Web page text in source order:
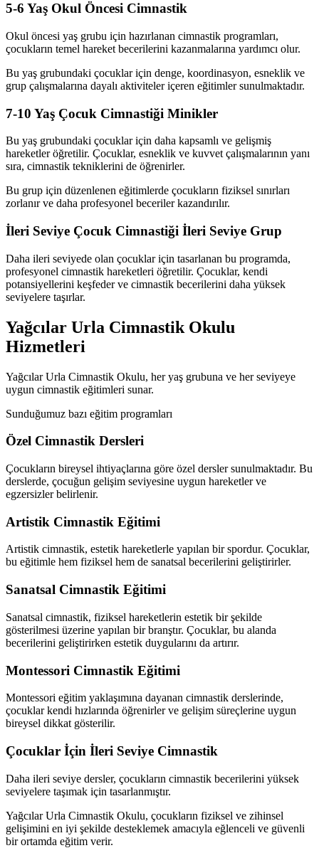
5-6 Yaş Okul Öncesi Cimnastik
Okul öncesi yaş grubu için hazırlanan cimnastik programları,
çocukların temel hareket becerilerini kazanmalarına yardımcı olur.
Bu yaş grubundaki çocuklar için denge, koordinasyon, esneklik ve
grup çalışmalarına dayalı aktiviteler içeren eğitimler sunulmaktadır.
7-10 Yaş Çocuk Cimnastiği Minikler
Bu yaş grubundaki çocuklar için daha kapsamlı ve gelişmiş
hareketler öğretilir. Çocuklar, esneklik ve kuvvet çalışmalarının yanı
sıra, cimnastik tekniklerini de öğrenirler.
Bu grup için düzenlenen eğitimlerde çocukların fiziksel sınırları
zorlanır ve daha profesyonel beceriler kazandırılır.
İleri Seviye Çocuk Cimnastiği İleri Seviye Grup
Daha ileri seviyede olan çocuklar için tasarlanan bu programda,
profesyonel cimnastik hareketleri öğretilir. Çocuklar, kendi
potansiyellerini keşfeder ve cimnastik becerilerini daha yüksek
seviyelere taşırlar.
Yağcılar Urla Cimnastik Okulu
Hizmetleri
Yağcılar Urla Cimnastik Okulu, her yaş grubuna ve her seviyeye
uygun cimnastik eğitimleri sunar.
Sunduğumuz bazı eğitim programları
Özel Cimnastik Dersleri
Çocukların bireysel ihtiyaçlarına göre özel dersler sunulmaktadır. Bu
derslerde, çocuğun gelişim seviyesine uygun hareketler ve
egzersizler belirlenir.
Artistik Cimnastik Eğitimi
Artistik cimnastik, estetik hareketlerle yapılan bir spordur. Çocuklar,
bu eğitimle hem fiziksel hem de sanatsal becerilerini geliştirirler.
Sanatsal Cimnastik Eğitimi
Sanatsal cimnastik, fiziksel hareketlerin estetik bir şekilde
gösterilmesi üzerine yapılan bir branştır. Çocuklar, bu alanda
becerilerini geliştirirken estetik duygularını da artırır.
Montessori Cimnastik Eğitimi
Montessori eğitim yaklaşımına dayanan cimnastik derslerinde,
çocuklar kendi hızlarında öğrenirler ve gelişim süreçlerine uygun
bireysel dikkat gösterilir.
Çocuklar İçin İleri Seviye Cimnastik
Daha ileri seviye dersler, çocukların cimnastik becerilerini yüksek
seviyelere taşımak için tasarlanmıştır.
Yağcılar Urla Cimnastik Okulu, çocukların fiziksel ve zihinsel
gelişimini en iyi şekilde desteklemek amacıyla eğlenceli ve güvenli
bir ortamda eğitim verir.